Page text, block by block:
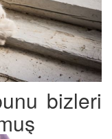
bizleri